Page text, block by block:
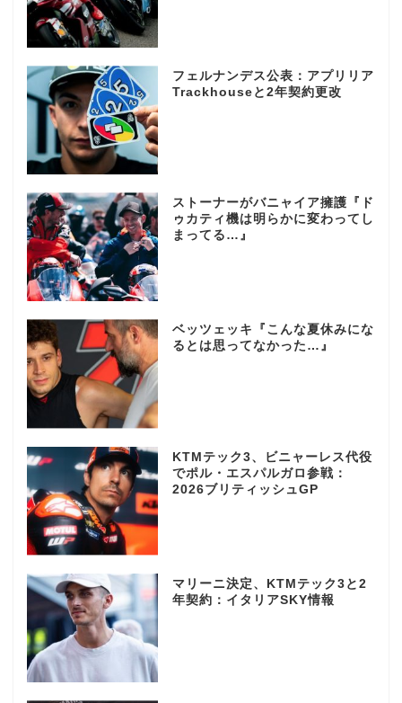
フェルナンデス公表：アプリリア
Trackhouseと2年契約更改
ストーナーがバニャイア擁護『ド
ゥカティ機は明らかに変わってし
まってる…』
ベッツェッキ『こんな夏休みにな
るとは思ってなかった…』
KTMテック3、ビニャーレス代役
でポル・エスパルガロ参戦：
2026ブリティッシュGP
マリーニ決定、KTMテック3と2
年契約：イタリアSKY情報